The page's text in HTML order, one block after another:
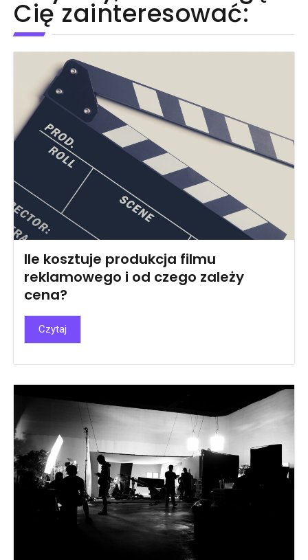
Cię zainteresować:
Ile kosztuje produkcja filmu
reklamowego i od czego zależy
cena?
Czytaj